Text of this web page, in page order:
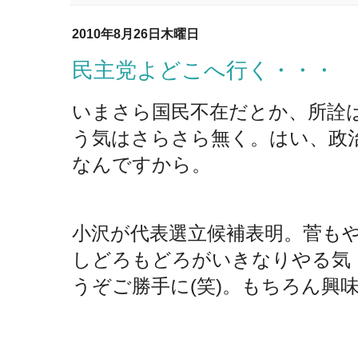
2010年8月26日木曜日
民主党よどこへ行く・・・
いまさら国民不在だとか、所詮
う気はさらさら無く。はい、政
なんですから。
小沢が代表選立候補表明。菅も
しどろもどろがいきなりやる
うぞご勝手に(笑)。もちろん興